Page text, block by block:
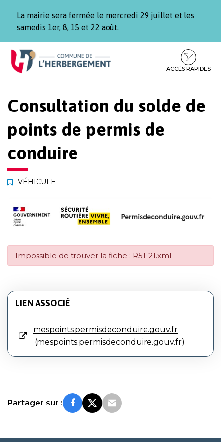
La mairie sera fermée le mercredi 29 juillet et les
samedis 1er, 8, 15 et 22 août.
Aller
Aller
contenu
Aller
pied
ACCÈS RAPIDES
Consultation du solde de
points de permis de
conduire
VÉHICULE
Impossible de trouver la fiche : R51121.xml
LIEN ASSOCIÉ
mespoints.permisdeconduire.gouv.fr
mespoints.permisdeconduire.gouv.fr
Partager sur :